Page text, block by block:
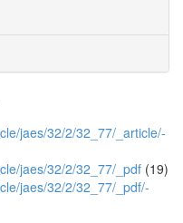
jaes/32/2/32_77/_article/-
jaes/32/2/32_77/_pdf (19)
jaes/32/2/32_77/_pdf/-